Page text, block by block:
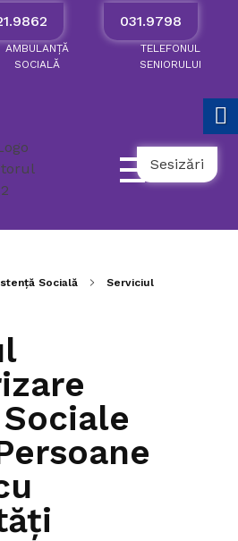
AMBULANȚĂ
SOCIALĂ
031.9798
TELEFONUL
SENIORULUI
Sesizări
Socială
Serviciul